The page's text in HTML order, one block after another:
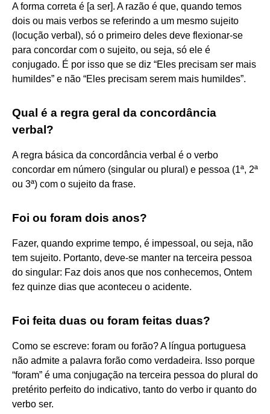
A forma correta é [a ser]. A razão é que, quando temos
dois ou mais verbos se referindo a um mesmo sujeito
(locução verbal), só o primeiro deles deve flexionar-se
para concordar com o sujeito, ou seja, só ele é
conjugado. É por isso que se diz “Eles precisam ser mais
humildes” e não “Eles precisam serem mais humildes”.
Qual é a regra geral da concordância
verbal?
A regra básica da concordância verbal é o verbo
concordar em número (singular ou plural) e pessoa (1ª, 2ª
ou 3ª) com o sujeito da frase.
Foi ou foram dois anos?
Fazer, quando exprime tempo, é impessoal, ou seja, não
tem sujeito. Portanto, deve-se manter na terceira pessoa
do singular: Faz dois anos que nos conhecemos, Ontem
fez quinze dias que aconteceu o acidente.
Foi feita duas ou foram feitas duas?
Como se escreve: foram ou forão? A língua portuguesa
não admite a palavra forão como verdadeira. Isso porque
“foram” é uma conjugação na terceira pessoa do plural do
pretérito perfeito do indicativo, tanto do verbo ir quanto do
verbo ser.